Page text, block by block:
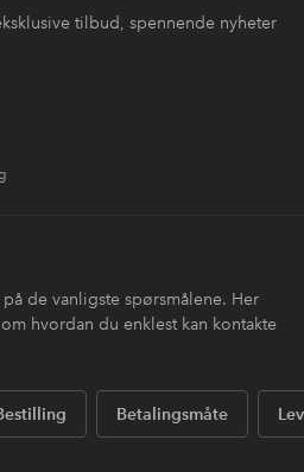
tilbud, spennende nyheter
de vanligste spørsmålene. Her
hvordan du enklest kan kontakte
Betalingsmåte